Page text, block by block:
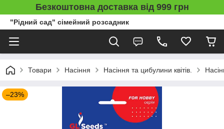
Безкоштовна доставка від 999 грн
"Рідний сад" сімейний розсадник
Товари Насіння Насіння та цибулини квітів.
–23%